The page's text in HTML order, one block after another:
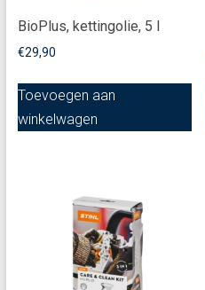
BioPlus, kettingolie, 5 l
€29,90
Toevoegen aan
winkelwagen